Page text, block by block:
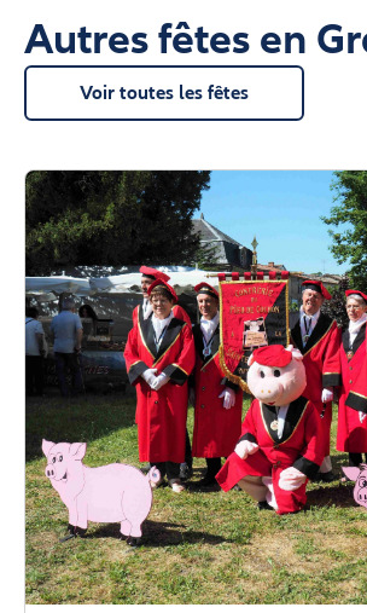
Autres fêtes en
Voir toutes les fêtes